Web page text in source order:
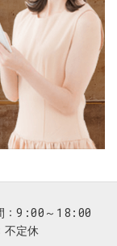
9:00～18:00
不定休